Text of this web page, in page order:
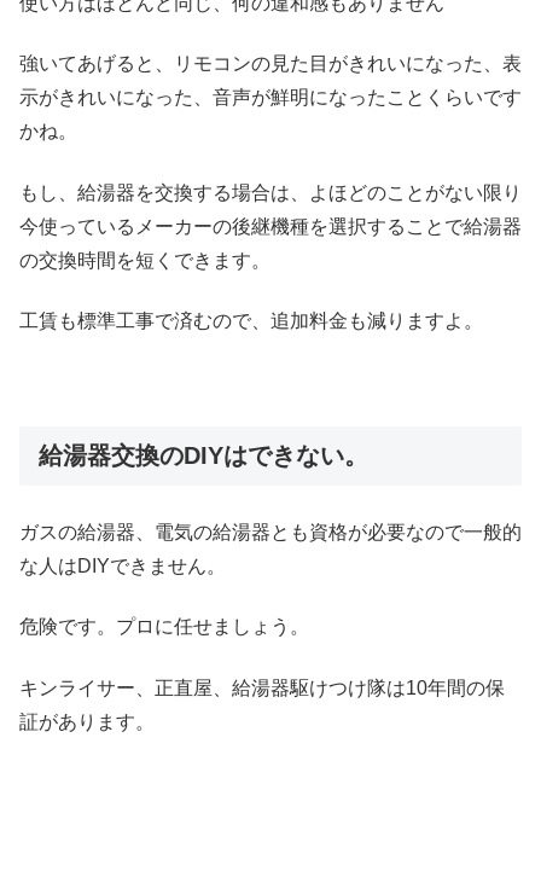
強いてあげると、リモコンの見た目がきれいになった、表
示がきれいになった、音声が鮮明になったことくらいです
かね。
もし、給湯器を交換する場合は、よほどのことがない限り
今使っているメーカーの後継機種を選択することで給湯器
の交換時間を短くできます。
工賃も標準工事で済むので、追加料金も減りますよ。
給湯器交換のDIYはできない。
ガスの給湯器、電気の給湯器とも資格が必要なので一般的
な人はDIYできません。
危険です。プロに任せましょう。
キンライサー、正直屋、給湯器駆けつけ隊は10年間の保
証があります。